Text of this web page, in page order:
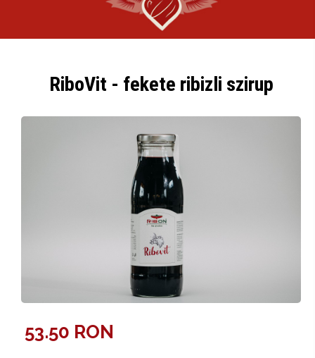
RiboVit - fekete ribizli szirup
53.50 RON